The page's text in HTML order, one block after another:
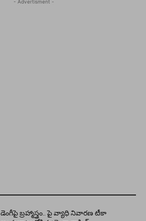
- Advertisment -
డెంగీపై బ్రహ్మాస్త్రం.. పై వ్యాధి నివారణ టీకా